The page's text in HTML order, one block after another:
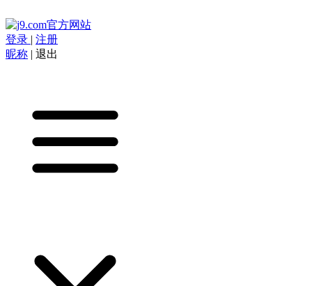
登录 | 注册
昵称 | 退出